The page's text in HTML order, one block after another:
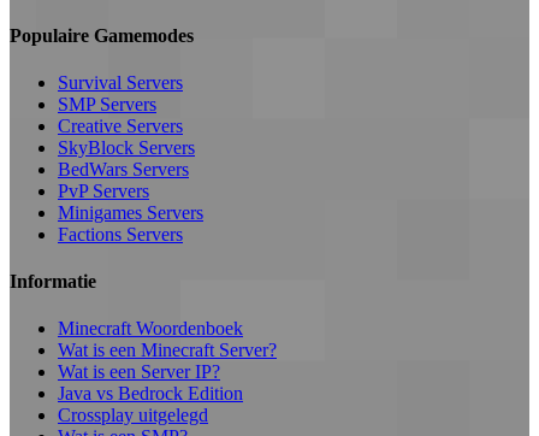
Populaire Gamemodes
Survival Servers
SMP Servers
Creative Servers
SkyBlock Servers
BedWars Servers
PvP Servers
Minigames Servers
Factions Servers
Informatie
Minecraft Woordenboek
Wat is een Minecraft Server?
Wat is een Server IP?
Java vs Bedrock Edition
Crossplay uitgelegd